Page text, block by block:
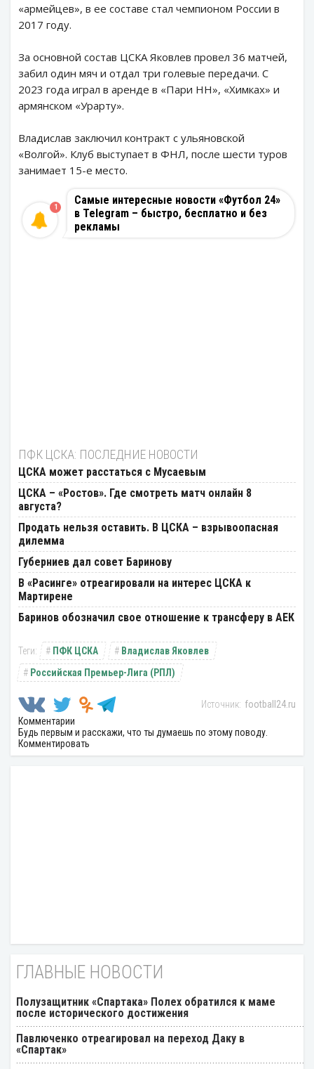
«армейцев», в ее составе стал чемпионом России в
2017 году.
За основной состав ЦСКА Яковлев провел 36 матчей,
забил один мяч и отдал три голевые передачи. С
2023 года играл в аренде в «Пари НН», «Химках» и
армянском «Урарту».
Владислав заключил контракт с ульяновской
«Волгой». Клуб выступает в ФНЛ, после шести туров
занимает 15-е место.
Самые интересные новости «Футбол 24»
в Telegram – быстро, бесплатно и без
рекламы
1
ПФК ЦСКА: ПОСЛЕДНИЕ НОВОСТИ
ЦСКА может расстаться с Мусаевым
ЦСКА – «Ростов». Где смотреть матч онлайн 8
августа?
Продать нельзя оставить. В ЦСКА – взрывоопасная
дилемма
Губерниев дал совет Баринову
В «Расинге» отреагировали на интерес ЦСКА к
Мартирене
Баринов обозначил свое отношение к трансферу в АЕК
ПФК ЦСКА
Владислав Яковлев
Российская Премьер-Лига (РПЛ)
football24.ru
Комментарии
Будь первым и расскажи, что ты думаешь по этому поводу.
Комментировать
ГЛАВНЫЕ НОВОСТИ
Полузащитник «Спартака» Полех обратился к маме
после исторического достижения
Павлюченко отреагировал на переход Даку в
«Спартак»